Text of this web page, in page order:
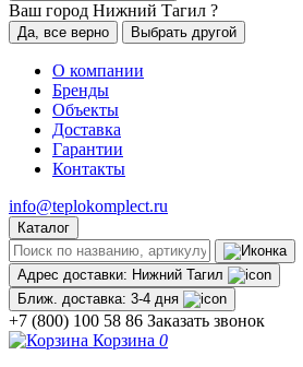
Ваш город Нижний Тагил ?
Да, все верно Выбрать другой
О компании
Бренды
Объекты
Доставка
Гарантии
Контакты
info@teplokomplect.ru
Каталог
Адрес доставки: Нижний Тагил
Ближ. доставка: 3-4 дня
+7 (800) 100 58 86 Заказать звонок
Корзина 0